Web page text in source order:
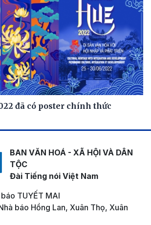
đã có poster chính thức
BAN VĂN HOÁ - XÃ HỘI VÀ DÂN
TỘC
Đài Tiếng nói Việt Nam
TUYẾT MAI
báo Hồng Lan, Xuân Thọ, Xuân